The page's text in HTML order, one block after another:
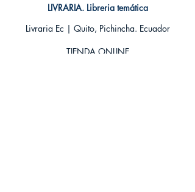
Encuadernación: Blanda
Categoría: Libros de Seda
LIVRARIA. Libreria temática
Livraria Ec | Quito, Pichincha. Ecuador
TIENDA ONLINE​